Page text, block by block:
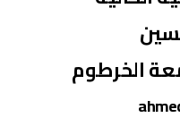
الخرطوم